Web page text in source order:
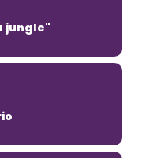
jungle"